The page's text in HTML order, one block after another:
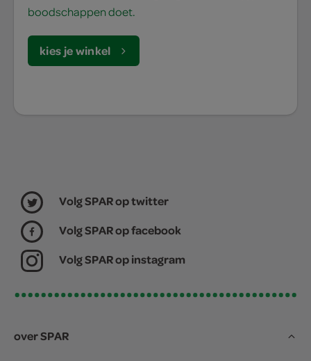
boodschappen doet.
kies je winkel
Volg SPAR op twitter
Volg SPAR op facebook
Volg SPAR op instagram
over SPAR